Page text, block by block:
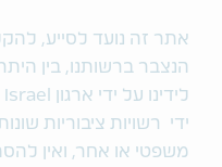
אתר זה נועד לסייע,
הנצבר ברשותנו, בין
ידי רשויות ציבוריות
משפטי או אחר, ואין